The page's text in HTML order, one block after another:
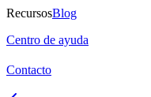
RecursosBlog
Centro de ayuda
Contacto